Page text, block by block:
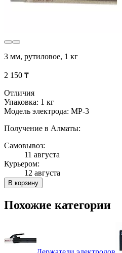
3 мм, рутиловое, 1 кг
2 150 ₸
Отличия
Упаковка: 1 кг
Модель электрода: МР-3
Получение в Алматы:
Самовывоз:
11 августа
Курьером:
12 августа
В корзину
Похожие категории